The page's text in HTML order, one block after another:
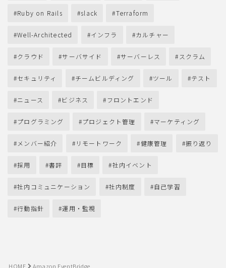
Ruby on Rails slack Terraform
Well-Architected インフラ カルチャー
クラウド サーバサイド サーバーレス スクラム
セキュリティ チームビルディング ツール テスト
ニュース ビジネス フロントエンド
プログラミング プロジェクト管理 マーケティング
メンバー紹介 リモートワーク 健康管理 振り返り
採用 書評 目標 社内イベント
社内コミュニケーション 社内制度 自己学習
行動指針 運用・監視
HOME Amazon EventBridge